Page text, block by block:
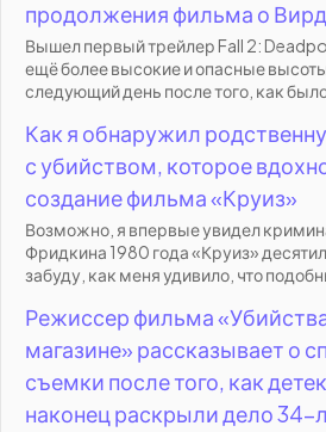
продолжения фильма о
Вышел первый трейлер Fall 2:
ещё более высокие и опасные
следующий день после того, как
Как я обнаружил
с убийством, которое
создание фильма «Круиз»
Возможно, я впервые увидел
Фридкина 1980 года «Круиз»
забуду, как меня удивило, что
Режиссер фильма
магазине» рассказывает о
съемки после того, как
наконец раскрыли дело 34-